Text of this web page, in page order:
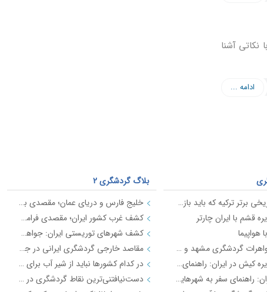
نکاتی آشنا
ادامه ...
10 مکان تاریخی برتر ترکیه که باید بازدید کنید
قشم با ایران چارتر
هواپیما
اکتشاف جواهرات گردشگری مشهد و خرید بلیط هواپیما با ایران چارتر
سفر به جزیره کیش در ایران: راهنمای شما برای سفر با ایران‌چارتر
پاییز در ایران: راهنمای سفر به شهرهایی که زیبایی‌های فصل پاییز را به رخ می‌کشند
بلاگ گردشگری 2
خلیج فارس و دریای عمان؛ مقصدی برای تجربه‌ی بی‌نظیر در گردشگری ساحلی
کشف غرب کشور ایران؛ مقصدی فراموش‌نشدنی برای گردشگران
کشف شهرهای توریستی ایران: جواهرهایی از زیبایی‌ها و تاریخ
مقاصد خارجی گردشگری ایرانی در جهان
در کدام کشورها نباید از شیر آب برای نوشیدن استفاده کرد؟
دست‌نیافتنی‌ترین نقاط گردشگری در جهان